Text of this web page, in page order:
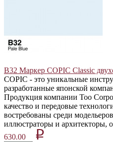
В32 Маркер COPIC Classic
COPIC - это уникальные
разработанные японской
Продукция компании Too
качество и передовые
востребованы среди
иллюстраторы и архитекторы,
630.00
p